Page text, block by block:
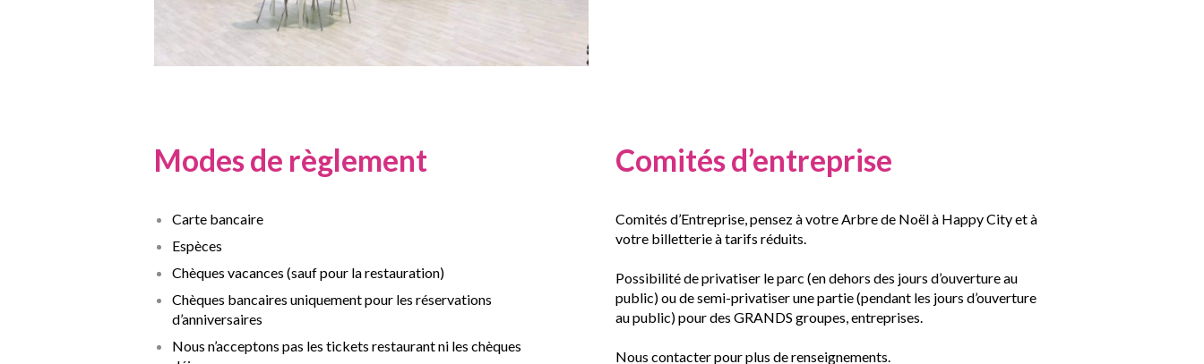
Modes de règlement
Carte bancaire
Espèces
Chèques vacances (sauf pour la restauration)
Chèques bancaires uniquement pour les réservations
d’anniversaires
Nous n’acceptons pas les tickets restaurant ni les chèques
Comités d’entreprise
Comités d’Entreprise, pensez à votre Arbre de Noël à Happy City et à
votre billetterie à tarifs réduits.
Possibilité de privatiser le parc (en dehors des jours d’ouverture au
public) ou de semi-privatiser une partie (pendant les jours d’ouverture
au public) pour des GRANDS groupes, entreprises.
Nous contacter pour plus de renseignements.